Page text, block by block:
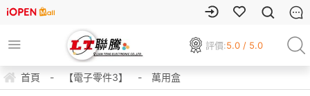
評價:5.0 / 5.0
首頁 - 【電子零件3】 - 萬用盒